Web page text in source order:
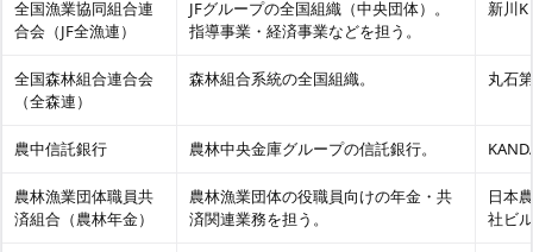
全国漁業協同組合連
合会（JF全漁連）
JFグループの全国組織（中央団体）。
指導事業・経済事業などを担う。
新川K
全国森林組合連合会
（全森連）
森林組合系統の全国組織。 丸石
農中信託銀行 農林中央金庫グループの信託銀行。
農林漁業団体職員共
済組合（農林年金）
農林漁業団体の役職員向けの年金・共
済関連業務を担う。
日本
社ビル